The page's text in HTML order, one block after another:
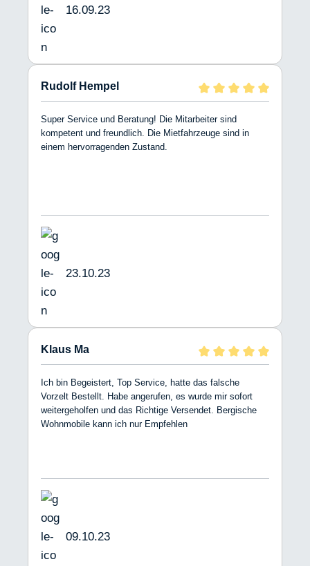
16.09.23
Rudolf Hempel
Super Service und Beratung! Die Mitarbeiter sind
kompetent und freundlich. Die Mietfahrzeuge sind in
einem hervorragenden Zustand.
23.10.23
Klaus Ma
Ich bin Begeistert, Top Service, hatte das falsche
Vorzelt Bestellt. Habe angerufen, es wurde mir sofort
weitergeholfen und das Richtige Versendet. Bergische
Wohnmobile kann ich nur Empfehlen
09.10.23